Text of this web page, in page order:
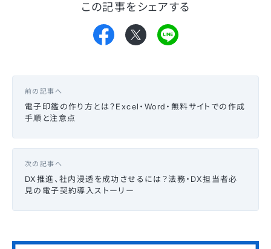
この記事をシェアする
前の記事へ
電子印鑑の作り方とは？Excel・Word・無料サイトでの作成
手順と注意点
次の記事へ
DX推進、社内浸透を成功させるには？法務・DX担当者必
見の電子契約導入ストーリー